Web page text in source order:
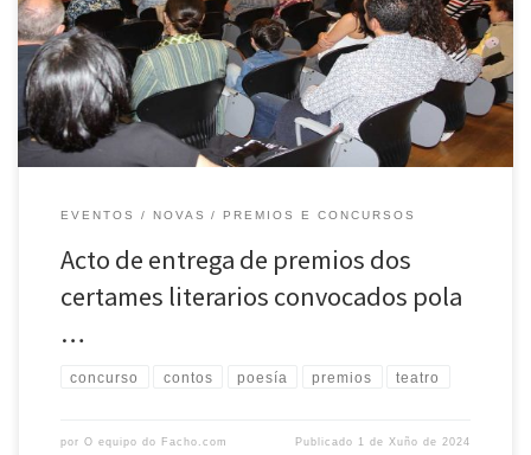
cultural O Facho en 2024. Este evento, que reuniu a escritores e
afeccionados á literatura, supuxo unha celebración da cultura e da
creación literaria en galego. Os certames, […]
EVENTOS NOVAS PREMIOS E CONCURSOS
Acto de entrega de premios dos
certames literarios convocados pola
…
concurso contos poesía premios teatro
por O equipo do Facho.com Publicado 1 de Xuño de 2024